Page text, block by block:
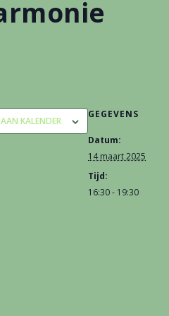
KALENDER
GEGEVENS
Datum:
14 maart 2025
Tijd:
16:30 - 19:30